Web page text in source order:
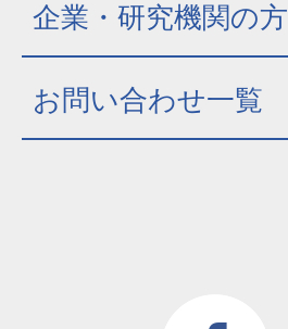
企業・研究機関の方
お問い合わせ一覧